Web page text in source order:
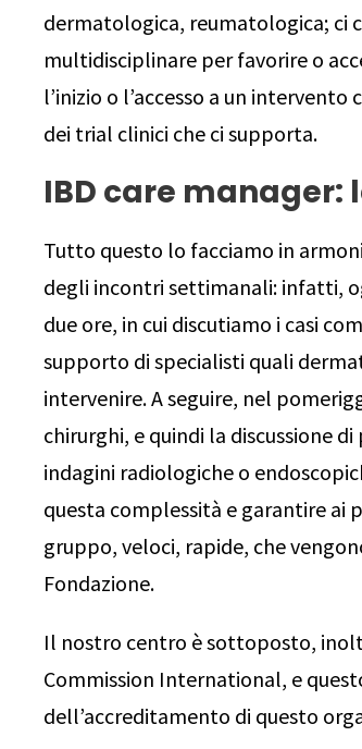
dermatologica, reumatologica; ci
multidisciplinare per favorire o
l’inizio o l’accesso a un
dei trial clinici che ci supporta.
IBD care
Tutto questo lo facciamo in
degli incontri settimanali: infatti,
due ore, in cui discutiamo i casi
supporto di specialisti quali
intervenire. A seguire, nel
chirurghi, e quindi la discussione
indagini radiologiche o
questa complessità e garantire ai
gruppo, veloci, rapide, che
Fondazione.
Il nostro centro è sottoposto,
Commission International, e
dell’accreditamento di questo